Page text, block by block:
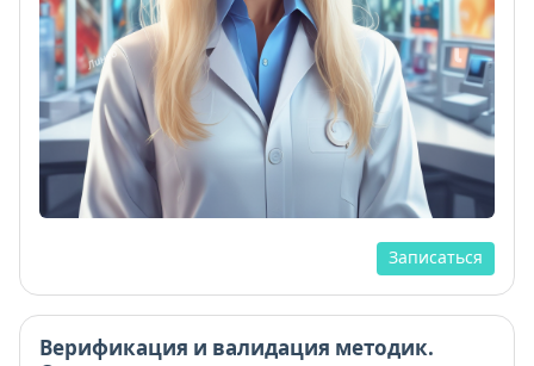
Записаться
Верификация и валидация методик.